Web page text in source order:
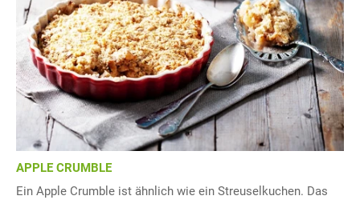
APPLE CRUMBLE
Ein Apple Crumble ist ähnlich wie ein Streuselkuchen. Das